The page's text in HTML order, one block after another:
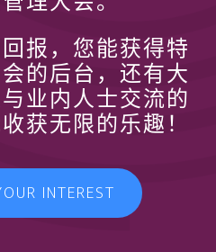
报，您能获得特
的后台，还有大
业内人士交流的
获无限的乐趣！
INTEREST